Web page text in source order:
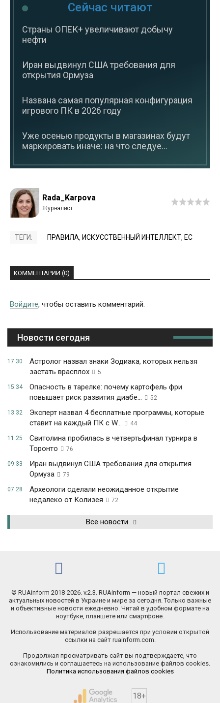
Сейчас читают
Страны ОПЕК+ увеличивают добычу
нефти
Иран выдвинул США требования для
открытия Ормуза
Названа самая популярная конфигурация
игрового ПК в 2026 году
Уже осенью продукты в магазинах будут
маркировать иначе: на что следуе...
Rada_Karpova
ТЕГИ: ПРАВИЛА, ИСКУССТВЕННЫЙ ИНТЕЛЛЕКТ, ЕС
КОММЕНТАРИИ (0)
Войдите, чтобы оставить комментарий.
Новости сегодня
17:30
Астролог назвал знаки Зодиака, которых нельзя
застать врасплох
5
15:34
Опасность в тарелке: почему картофель фри
повышает риск развития диабе...
52
13:32
Эксперт назвал 4 бесплатные программы, которые
ставит на каждый ПК с W...
44
11:25
Свитолина пробилась в четвертьфинал турнира в
Торонто
76
09:33
Иран выдвинул США требования для открытия
Ормуза
79
07:28
Археологи сделали неожиданное открытие
недалеко от Колизея
72
Все новости
© RUAinform 2018-2026. v.2.3. RUAinform — новый портал свежих и
актуальных новостей в Украине и мире за сегодня. Только важные
и объективные новости ежедневно. Читай в удобном формате на
ноутбуке, планшете или смартфоне.
Использование материалов разрешается при условии открытой
ссылки на сайт ruainform.com.
Продолжая просматривать сайт вы подтверждаете, что
ознакомились и соглашаетесь на использование файлов cookies.
Политика использования файлов cookies
18+